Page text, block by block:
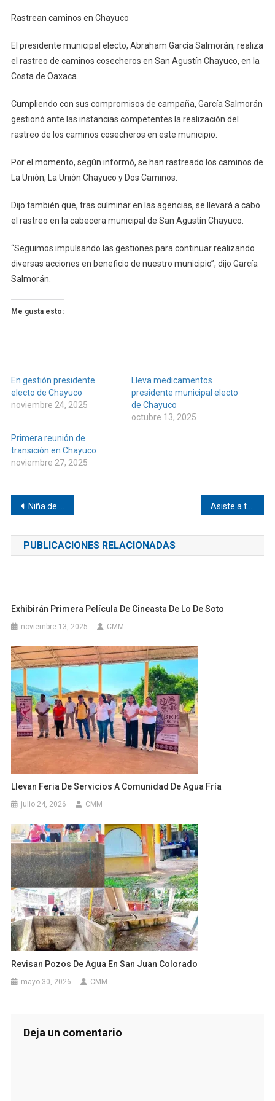
Chayuco
Rastrean caminos en Chayuco
El presidente municipal electo, Abraham García Salmorán, realiza
el rastreo de caminos cosecheros en San Agustín Chayuco, en la
Costa de Oaxaca.
Cumpliendo con sus compromisos de campaña, García Salmorán
gestionó ante las instancias competentes la realización del
rastreo de los caminos cosecheros en este municipio.
Por el momento, según informó, se han rastreado los caminos de
La Unión, La Unión Chayuco y Dos Caminos.
Dijo también que, tras culminar en las agencias, se llevará a cabo
el rastreo en la cabecera municipal de San Agustín Chayuco.
“Seguimos impulsando las gestiones para continuar realizando
diversas acciones en beneficio de nuestro municipio”, dijo García
Salmorán.
Me gusta esto:
En gestión presidente
electo de Chayuco
noviembre 24, 2025
Lleva medicamentos
presidente municipal electo
de Chayuco
octubre 13, 2025
Primera reunión de
transición en Chayuco
noviembre 27, 2025
Navegación
de
entradas
Niña de Pinotepa gana oro nacional en taekwondo
PUBLICACIONES RELACIONADAS
Exhibirán Primera Película De Cineasta De Lo De Soto
noviembre 13, 2025 CMM
Llevan Feria De Servicios A Comunidad De Agua Fría
julio 24, 2026 CMM
Revisan Pozos De Agua En San Juan Colorado
mayo 30, 2026 CMM
Deja un comentario